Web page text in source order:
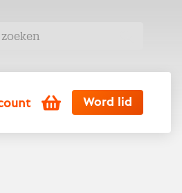
Winkelwagen
Word lid